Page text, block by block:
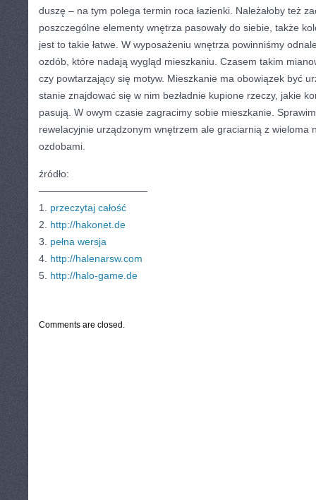
duszę – na tym polega termin roca łazienki. Należałoby też
poszczególne elementy wnętrza pasowały do siebie, także
jest to takie łatwe. W wyposażeniu wnętrza powinniśmy
ozdób, które nadają wygląd mieszkaniu. Czasem takim
czy powtarzający się motyw. Mieszkanie ma obowiązek być
stanie znajdować się w nim bezładnie kupione rzeczy, jakie
pasują. W owym czasie zagracimy sobie mieszkanie.
rewelacyjnie urządzonym wnętrzem ale graciarnią z wieloma
ozdobami.
źródło:
———————————
1. przeczytaj całość
2. http://hakonet.de
3. pełna wersja
4. http://halenarsw.com
5. http://halo-game.de
Comments are closed.